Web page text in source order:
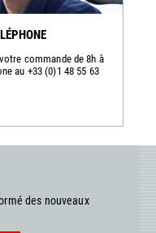
commande de 8h à
au +33 (0)1 48 55 63
des nouveaux